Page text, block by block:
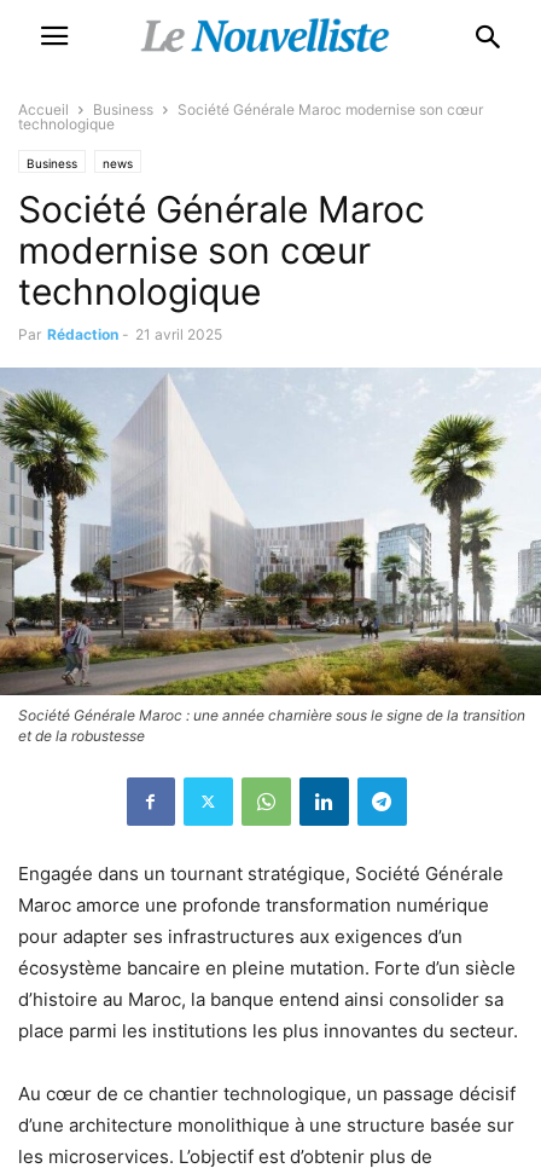
Accueil Business
Société Générale Maroc modernise son cœur
technologique
Business news
Société Générale Maroc
modernise son cœur
technologique
Par Rédaction - 21 avril 2025
Société Générale Maroc : une année charnière sous le signe de la transition
et de la robustesse
Engagée dans un tournant stratégique, Société Générale
Maroc amorce une profonde transformation numérique
pour adapter ses infrastructures aux exigences d’un
écosystème bancaire en pleine mutation. Forte d’un siècle
d’histoire au Maroc, la banque entend ainsi consolider sa
place parmi les institutions les plus innovantes du secteur.
Au cœur de ce chantier technologique, un passage décisif
d’une architecture monolithique à une structure basée sur
les microservices. L’objectif est d’obtenir plus de